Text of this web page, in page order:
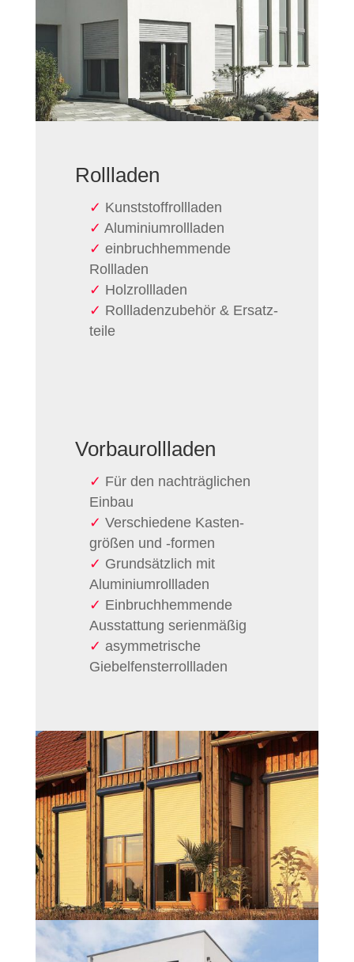
Rollladen
Kunststoff­rollladen
Aluminium­rollladen
einbruch­hemmende
Rollladen
Holzrollladen
Rollladen­zubehör & Ersatz­
teile
Vorbau­rollladen
Für den nach­träglichen
Einbau
Verschiedene Kasten­
größen und -formen
Grund­sätzlich mit
Aluminium­rollladen
Einbruch­hemmende
Ausstattung serien­mäßig
asymmetrische
Giebelfenster­rollladen